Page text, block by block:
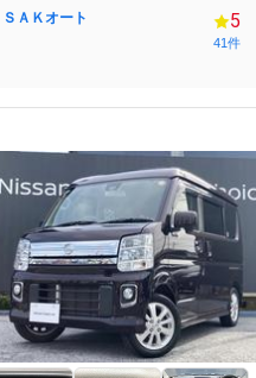
ＳＡＫオート 5
41件